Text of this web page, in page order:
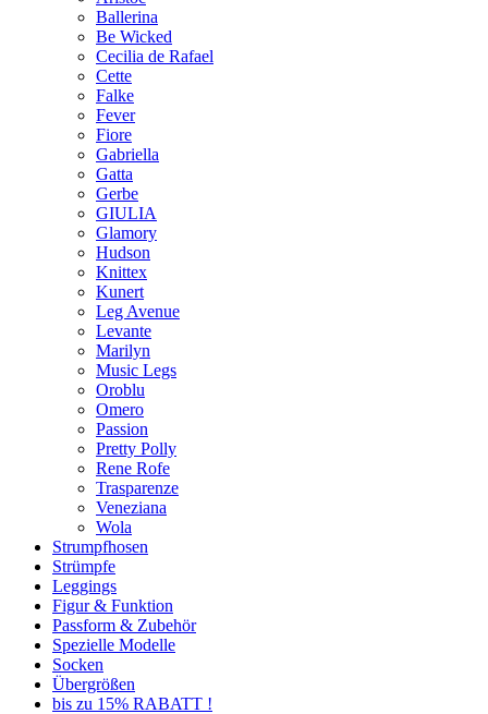
Ballerina
Be Wicked
Cecilia de Rafael
Cette
Falke
Fever
Fiore
Gabriella
Gatta
Gerbe
GIULIA
Glamory
Hudson
Knittex
Kunert
Leg Avenue
Levante
Marilyn
Music Legs
Oroblu
Omero
Passion
Pretty Polly
Rene Rofe
Trasparenze
Veneziana
Wola
Strumpfhosen
Strümpfe
Leggings
Figur & Funktion
Passform & Zubehör
Spezielle Modelle
Socken
Übergrößen
bis zu 15% RABATT !